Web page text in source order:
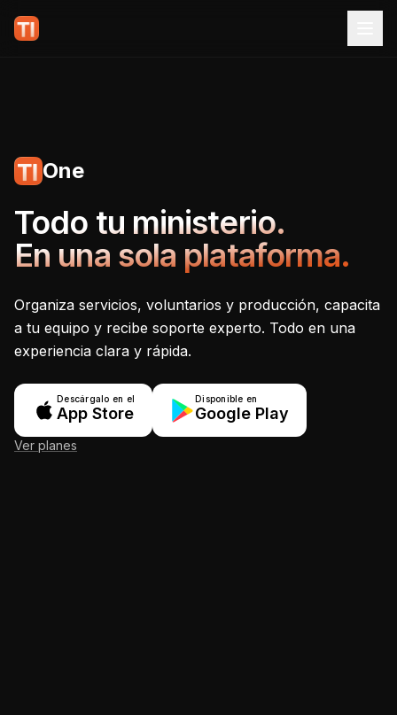
One
Tecnoiglesia One -
Todo tu ministerio.
En una sola plataforma.
Organiza servicios, voluntarios y producción, capacita
a tu equipo y recibe soporte experto. Todo en una
experiencia clara y rápida.
Descárgalo en el
App Store
Disponible en
Google Play
Ver planes